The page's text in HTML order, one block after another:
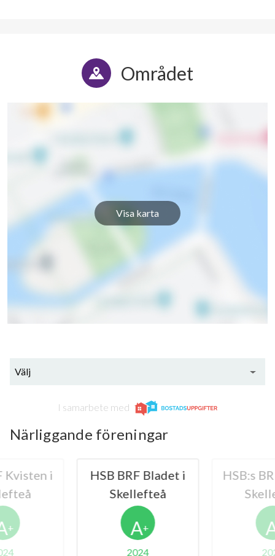
Området
Visa karta
Välj
I samarbete med
Närliggande föreningar
Kvisten i
+
HSB BRF Bladet i
Skellefteå
A+
2024
HSB:s